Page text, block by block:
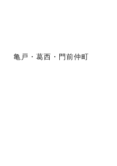
亀戸・葛西・門前仲町